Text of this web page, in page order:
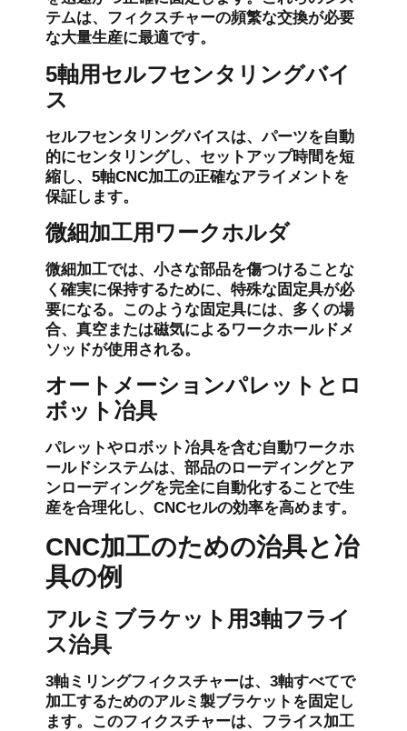
テムは、フィクスチャーの頻繁な交換が必要
な大量生産に最適です。
5軸用セルフセンタリングバイ
ス
セルフセンタリングバイスは、パーツを自動
的にセンタリングし、セットアップ時間を短
縮し、5軸CNC加工の正確なアライメントを
保証します。
微細加工用ワークホルダ
微細加工では、小さな部品を傷つけることな
く確実に保持するために、特殊な固定具が必
要になる。このような固定具には、多くの場
合、真空または磁気によるワークホールドメ
ソッドが使用される。
オートメーションパレットとロ
ボット冶具
パレットやロボット冶具を含む自動ワークホ
ールドシステムは、部品のローディングとア
ンローディングを完全に自動化することで生
産を合理化し、CNCセルの効率を高めます。
CNC加工のための治具と冶
具の例
アルミブラケット用3軸フライ
ス治具
3軸ミリングフィクスチャーは、3軸すべてで
加工するためのアルミ製ブラケットを固定し
ます。このフィクスチャーは、フライス加工